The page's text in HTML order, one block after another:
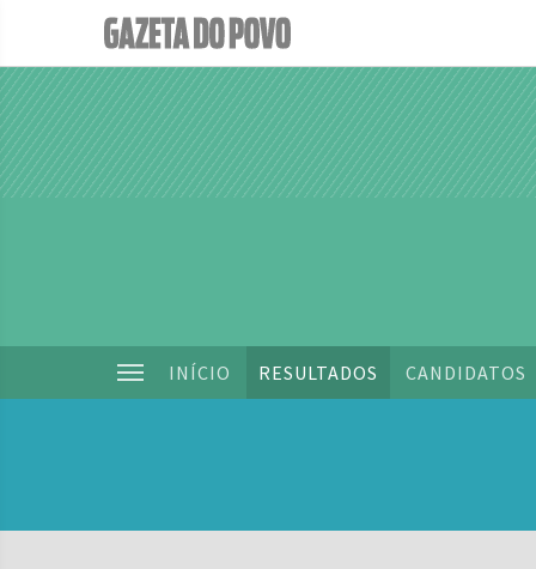
INÍCIO RESULTADOS CANDIDATOS